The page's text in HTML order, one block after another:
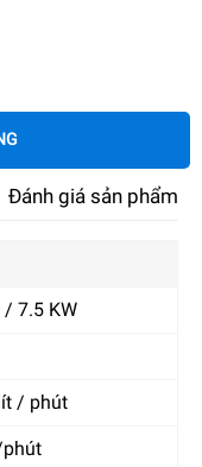
Đánh giá sản phẩm
/ 7.5 KW
/ phút